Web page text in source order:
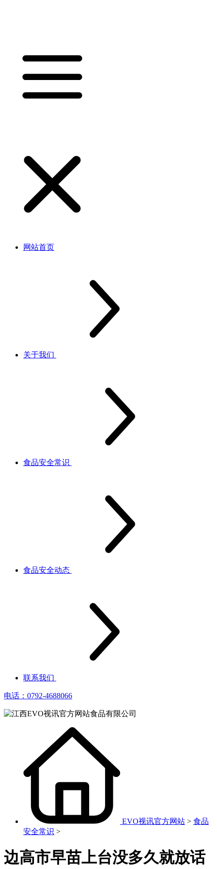
网站首页
关于我们
食品安全常识
食品安全动态
联系我们
电话：0792-4688066
EVO视讯官方网站 > 食品
安全常识 >
边高市早苗上台没多久就放话